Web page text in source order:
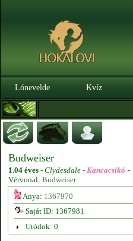
Lónevelde Kvíz
Budweiser
1.04 éves - Clydesdale - Kancacsikó -
Vérvonal: Budweiser
Anya: 1367970
Saját ID: 1367981
Utódok: 0